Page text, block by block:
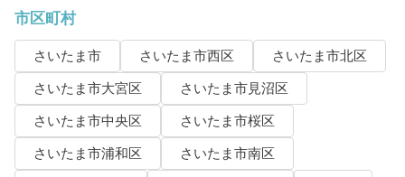
市区町村
さいたま市 さいたま市西区
さいたま市北区
さいたま市大宮区
さいたま市見沼区
さいたま市中央区
さいたま市桜区
さいたま市浦和区
さいたま市南区